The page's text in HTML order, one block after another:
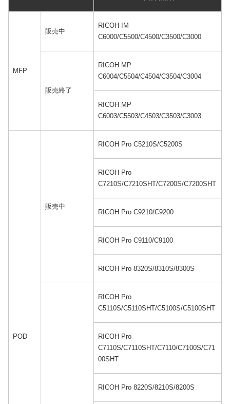
MFP
販売中
RICOH IM
C6000/C5500/C4500/C3500/C3000
販売終了
RICOH MP
C6004/C5504/C4504/C3504/C3004
RICOH MP
C6003/C5503/C4503/C3503/C3003
POD
販売中
RICOH Pro C5210S/C5200S
RICOH Pro
C7210S/C7210SHT/C7200S/C7200SHT
RICOH Pro C9210/C9200
RICOH Pro C9110/C9100
RICOH Pro 8320S/8310S/8300S
RICOH Pro
C5110S/C5110SHT/C5100S/C5100SHT
RICOH Pro
C7110S/C7110SHT/C7110/C7100S/C71
00SHT
RICOH Pro 8220S/8210S/8200S